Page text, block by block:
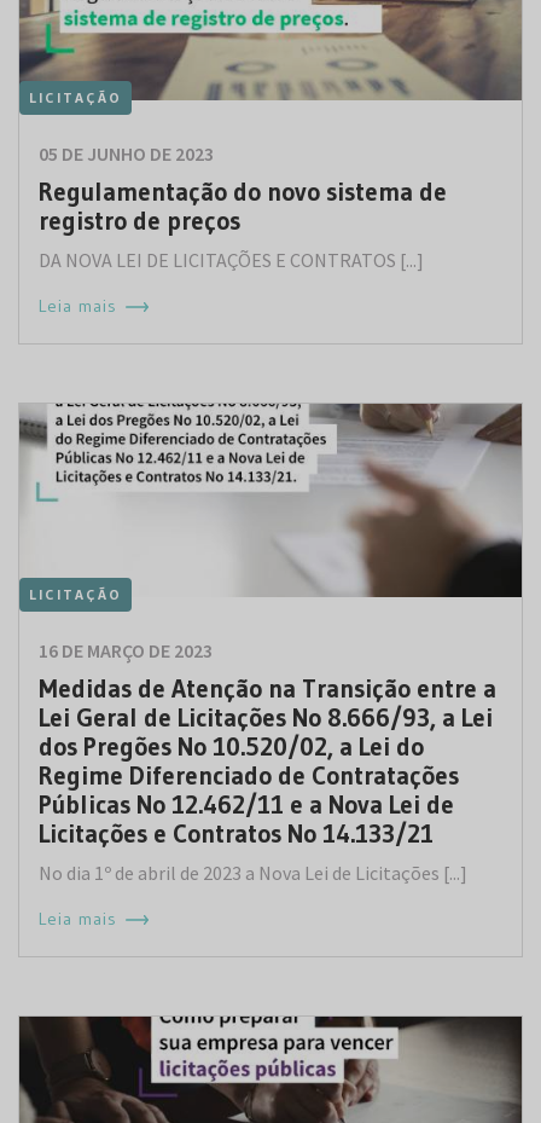
LICITAÇÃO
05 DE JUNHO DE 2023
Regulamentação do novo sistema de
registro de preços
DA NOVA LEI DE LICITAÇÕES E CONTRATOS [...]
Leia mais
LICITAÇÃO
16 DE MARÇO DE 2023
Medidas de Atenção na Transição entre a
Lei Geral de Licitações No 8.666/93, a Lei
dos Pregões No 10.520/02, a Lei do
Regime Diferenciado de Contratações
Públicas No 12.462/11 e a Nova Lei de
Licitações e Contratos No 14.133/21
No dia 1º de abril de 2023 a Nova Lei de Licitações [...]
Leia mais